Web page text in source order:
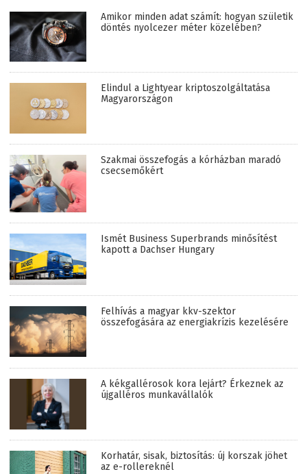
Amikor minden adat számít: hogyan születik
döntés nyolcezer méter közelében?
Elindul a Lightyear kriptoszolgáltatása
Magyarországon
Szakmai összefogás a kórházban maradó
csecsemőkért
Ismét Business Superbrands minősítést
kapott a Dachser Hungary
Felhívás a magyar kkv-szektor
összefogására az energiakrízis kezelésére
A kékgallérosok kora lejárt? Érkeznek az
újgalléros munkavállalók
Korhatár, sisak, biztosítás: új korszak jöhet
az e-rollereknél